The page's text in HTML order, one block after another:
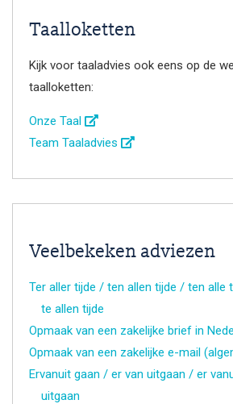
Taalloketten
Kijk voor taaladvies ook eens op de
taalloketten:
Onze Taal
Team Taaladvies
Veelbekeken adviezen
Ter aller tijde / ten allen tijde / ten alle
te allen tijde
Opmaak van een zakelijke brief in
Opmaak van een zakelijke e-mail
Ervanuit gaan / er van uitgaan / er
uitgaan